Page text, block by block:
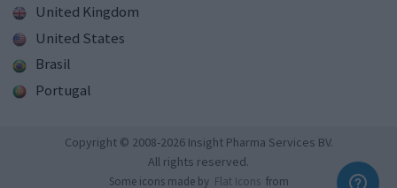
United Kingdom
United States
Brasil
Portugal
Copyright © 2008-2026 Insight Pharma Services BV.
All rights reserved.
Some icons made by Flat Icons from